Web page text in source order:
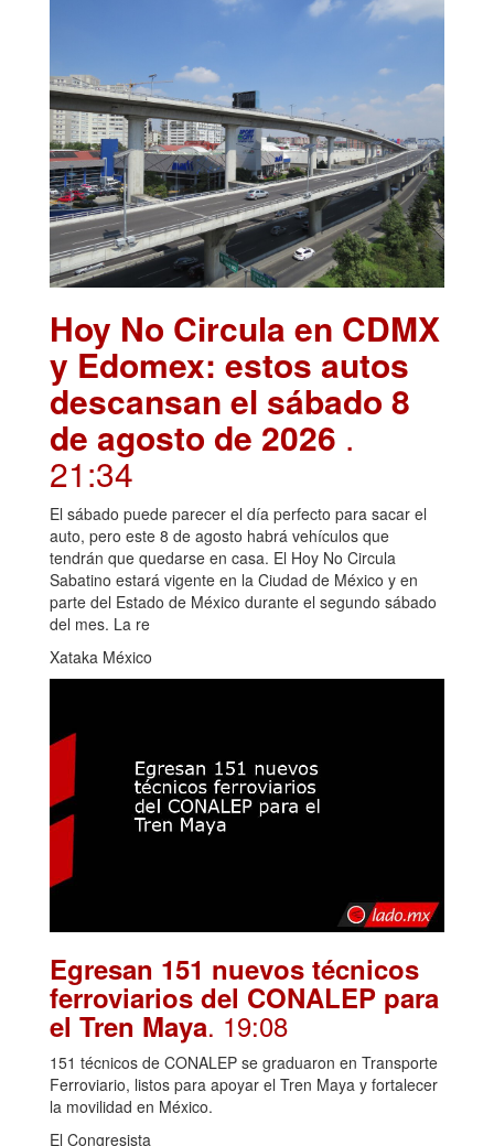
Hoy No Circula en CDMX
y Edomex: estos autos
descansan el sábado 8
de agosto de 2026 .
21:34
El sábado puede parecer el día perfecto para sacar el
auto, pero este 8 de agosto habrá vehículos que
tendrán que quedarse en casa. El Hoy No Circula
Sabatino estará vigente en la Ciudad de México y en
parte del Estado de México durante el segundo sábado
del mes. La re
Xataka México
Egresan 151 nuevos técnicos
ferroviarios del CONALEP para
el Tren Maya. 19:08
151 técnicos de CONALEP se graduaron en Transporte
Ferroviario, listos para apoyar el Tren Maya y fortalecer
la movilidad en México.
El Congresista